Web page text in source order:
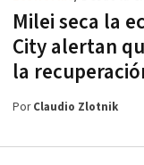
Milei seca la
City alertan
la
PorClaudio Zlotnik